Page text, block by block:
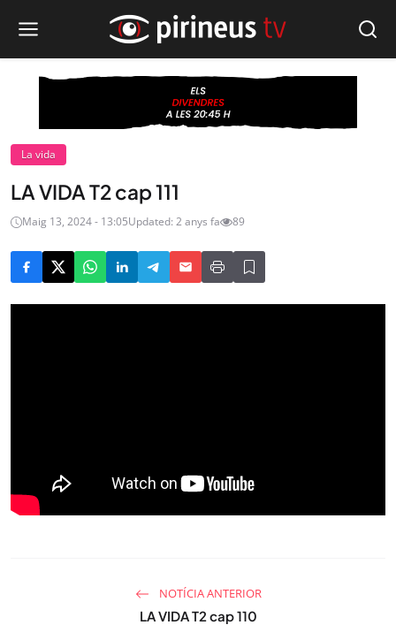
La vida
LA VIDA T2 cap 111
Maig 13, 2024 - 13:05Updated: 2 anys fa 89
NOTÍCIA ANTERIOR
LA VIDA T2 cap 110